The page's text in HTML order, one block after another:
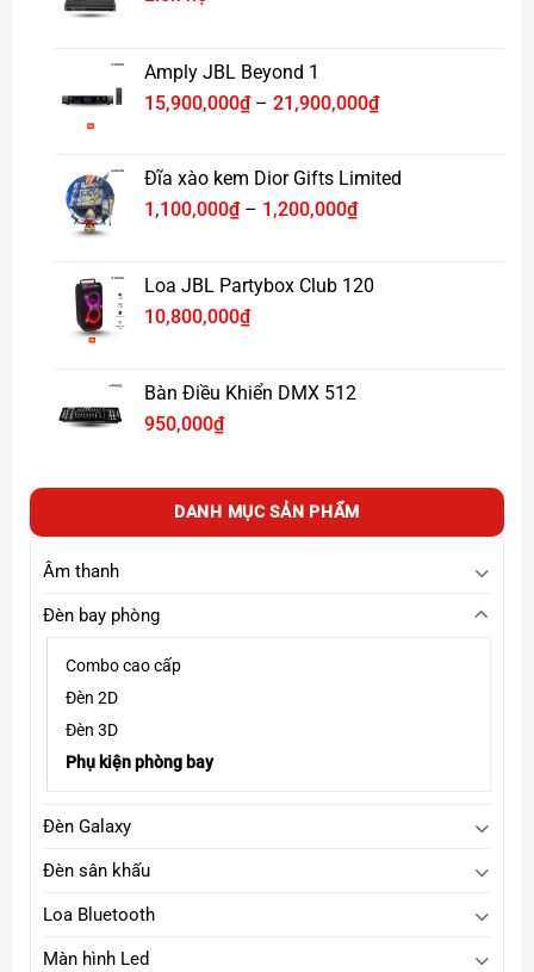
Amply JBL Beyond 1
15,900,000₫ – 21,900,000₫Khoảng
15,900,000₫
Đĩa xào kem Dior Gifts Limited
1,100,000₫ – 1,200,000₫Khoảng
1,100,000₫
Loa JBL Partybox Club 120
10,800,000₫
Bàn Điều Khiển DMX 512
950,000₫
DANH MỤC SẢN PHẨM
Âm thanh
Đèn bay phòng
Combo cao cấp
Đèn 2D
Đèn 3D
Phụ kiện phòng bay
Đèn Galaxy
Đèn sân khấu
Loa Bluetooth
Màn hình Led